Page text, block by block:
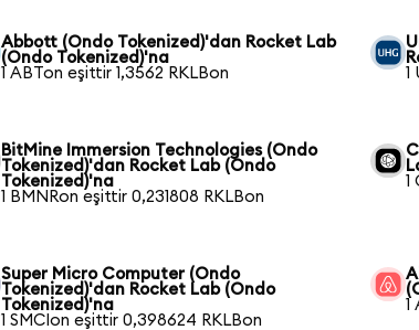
Abbott (Ondo Tokenized)'dan Rocket Lab
(Ondo Tokenized)'na
1 ABTon eşittir 1,3562 RKLBon
1
BitMine Immersion Technologies (Ondo
Tokenized)'dan Rocket Lab (Ondo
Tokenized)'na
1 BMNRon eşittir 0,231808 RKLBon
1
Super Micro Computer (Ondo
Tokenized)'dan Rocket Lab (Ondo
Tokenized)'na
1 SMCIon eşittir 0,398624 RKLBon
1